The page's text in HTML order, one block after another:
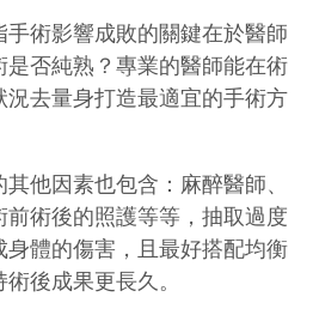
術影響成敗的關鍵在於醫師
是否純熟？專業的醫師能在術
去量身打造最適宜的手術方
他因素也包含：麻醉醫師、
前術後的照護等等，抽取過度
身體的傷害，且最好搭配均衡
後成果更長久 。